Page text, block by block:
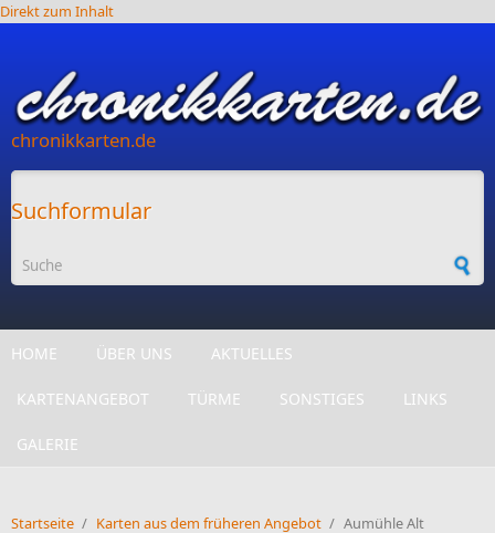
Direkt zum Inhalt
chronikkarten.de
Suchformular
HOME ÜBER UNS AKTUELLES
KARTENANGEBOT TÜRME SONSTIGES LINKS
GALERIE
Startseite / Karten aus dem früheren Angebot / Aumühle Alt